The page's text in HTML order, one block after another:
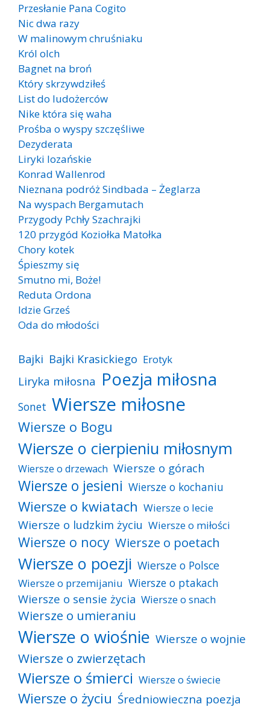
Przesłanie Pana Cogito
Nic dwa razy
W malinowym chruśniaku
Król olch
Bagnet na broń
Który skrzywdziłeś
List do ludożerców
Nike która się waha
Prośba o wyspy szczęśliwe
Dezyderata
Liryki lozańskie
Konrad Wallenrod
Nieznana podróż Sindbada – Żeglarza
Na wyspach Bergamutach
Przygody Pchły Szachrajki
120 przygód Koziołka Matołka
Chory kotek
Śpieszmy się
Smutno mi, Boże!
Reduta Ordona
Idzie Grześ
Oda do młodości
Bajki Bajki Krasickiego Erotyk
Liryka miłosna Poezja miłosna
Sonet Wiersze miłosne
Wiersze o Bogu
Wiersze o cierpieniu miłosnym
Wiersze o drzewach Wiersze o górach
Wiersze o jesieni Wiersze o kochaniu
Wiersze o kwiatach Wiersze o lecie
Wiersze o ludzkim życiu Wiersze o miłości
Wiersze o nocy Wiersze o poetach
Wiersze o poezji Wiersze o Polsce
Wiersze o przemijaniu Wiersze o ptakach
Wiersze o sensie życia Wiersze o snach
Wiersze o umieraniu
Wiersze o wiośnie Wiersze o wojnie
Wiersze o zwierzętach
Wiersze o śmierci Wiersze o świecie
Wiersze o życiu Średniowieczna poezja